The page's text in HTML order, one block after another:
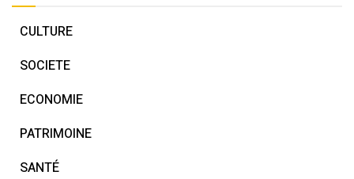
CULTURE
SOCIETE
ECONOMIE
PATRIMOINE
SANTÉ